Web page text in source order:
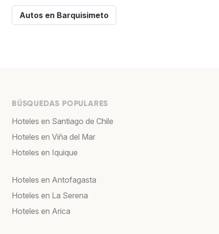
Autos en Barquisimeto
BÚSQUEDAS POPULARES
Hoteles en Santiago de Chile
Hoteles en Viña del Mar
Hoteles en Iquique
Hoteles en Antofagasta
Hoteles en La Serena
Hoteles en Arica